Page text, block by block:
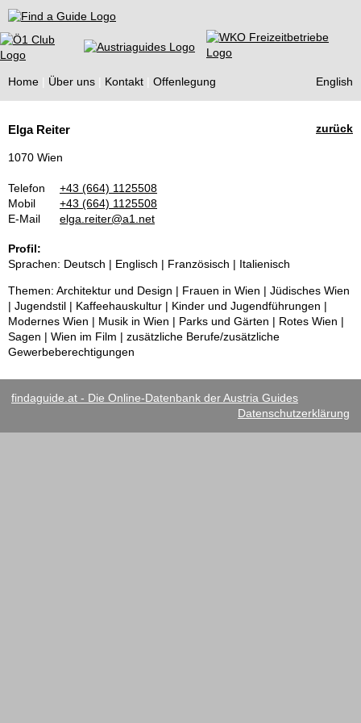
Find a Guide
Home Über uns Kontakt Offenlegung English
Guides
zurück
Elga Reiter
1070 Wien
Telefon
+43 (664) 1125508
Mobil
+43 (664) 1125508
E-Mail
elga.reiter@a1.net
Profil:
Sprachen: Deutsch | Englisch | Französisch | Italienisch
Themen: Architektur und Design | Frauen in Wien | Jüdisches Wien
| Jugendstil | Kaffeehauskultur | Kinder und Jugendführungen |
Modernes Wien | Musik in Wien | Parks und Gärten | Rotes Wien |
Sagen | Wien im Film | zusätzliche Berufe/zusätzliche
Gewerbeberechtigungen
findaguide.at - Die Online-Datenbank der Austria Guides
Datenschutzerklärung